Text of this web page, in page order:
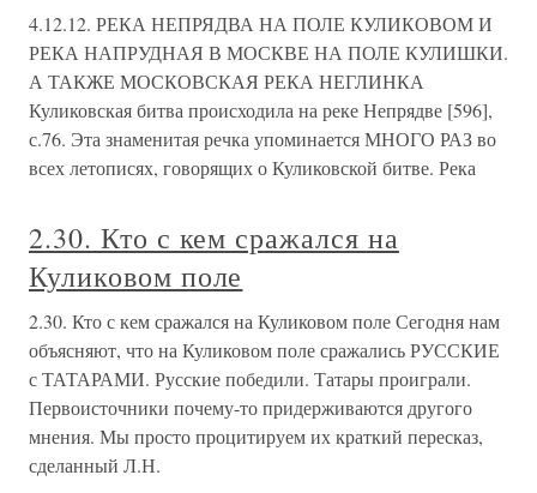
4.12.12. РЕКА НЕПРЯДВА НА ПОЛЕ КУЛИКОВОМ И
РЕКА НАПРУДНАЯ В МОСКВЕ НА ПОЛЕ КУЛИШКИ.
А ТАКЖЕ МОСКОВСКАЯ РЕКА НЕГЛИНКА
Куликовская битва происходила на реке Непрядве [596],
с.76. Эта знаменитая речка упоминается МНОГО РАЗ во
всех летописях, говорящих о Куликовской битве. Река
2.30. Кто с кем сражался на
Куликовом поле
2.30. Кто с кем сражался на Куликовом поле Сегодня нам
объясняют, что на Куликовом поле сражались РУССКИЕ
с ТАТАРАМИ. Русские победили. Татары проиграли.
Первоисточники почему-то придерживаются другого
мнения. Мы просто процитируем их краткий пересказ,
сделанный Л.Н.